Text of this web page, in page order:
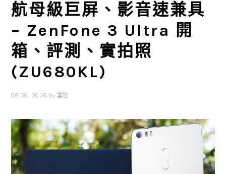
航母級巨屏、影音速兼具
– ZenFone 3 Ultra 開
箱、評測、實拍照
(ZU680KL)
08 30, 2016 by 雲爸